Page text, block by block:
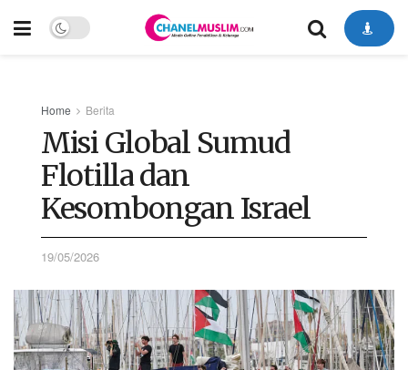
Home Berita
Misi Global Sumud
Flotilla dan
Kesombongan Israel
19/05/2026